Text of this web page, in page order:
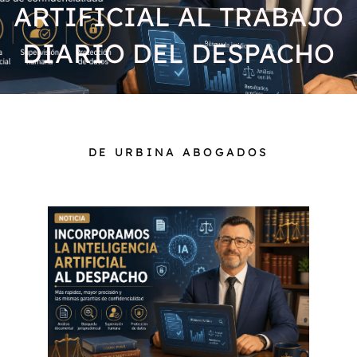
ARTIFICIAL AL TRABAJO
DIARIO DEL DESPACHO
DE URBINA ABOGADOS